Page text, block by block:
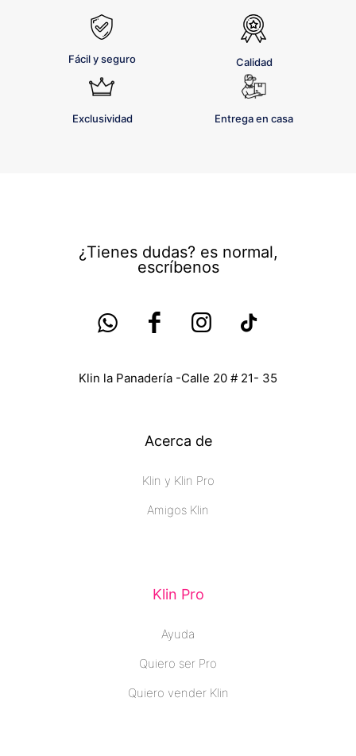
Fácil y seguro Calidad
Exclusividad Entrega en casa
¿Tienes dudas? es normal,
escríbenos
Klin la Panadería -Calle 20 # 21- 35
Acerca de
Klin y Klin Pro
Amigos Klin
Klin Pro
Ayuda
Quiero ser Pro
Quiero vender Klin